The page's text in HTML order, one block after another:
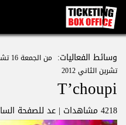
وسائط الفعاليات:
تشرين الثاني 2012
T’choupi
4218 مشاهدات | عد للصفحة